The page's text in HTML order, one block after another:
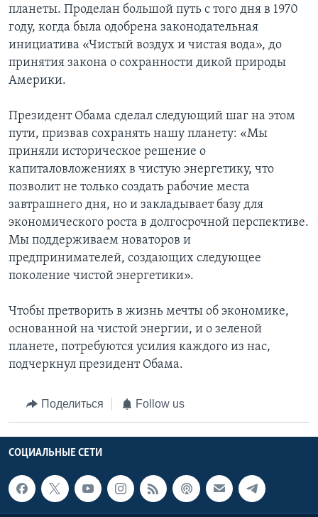
планеты. Проделан большой путь с того дня в 1970
году, когда была одобрена законодательная
инициатива «Чистый воздух и чистая вода», до
принятия закона о сохранности дикой природы
Америки.
Президент Обама сделал следующий шаг на этом
пути, призвав сохранять нашу планету: «Мы
приняли историческое решение о
капиталовложениях в чистую энергетику, что
позволит не только создать рабочие места
завтрашнего дня, но и закладывает базу для
экономического роста в долгосрочной перспективе.
Мы поддерживаем новаторов и
предпринимателей, создающих следующее
поколение чистой энергетики».
Чтобы претворить в жизнь мечты об экономике,
основанной на чистой энергии, и о зеленой
планете, потребуются усилия каждого из нас,
подчеркнул президент Обама.
Поделиться Follow us
СОЦИАЛЬНЫЕ СЕТИ